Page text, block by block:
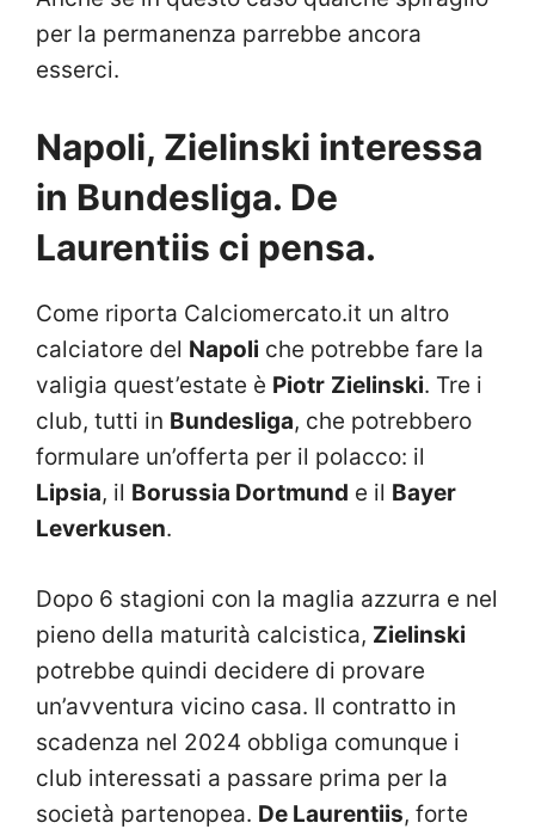
per la permanenza parrebbe ancora
esserci.
Napoli, Zielinski interessa
in Bundesliga. De
Laurentiis ci pensa.
Come riporta Calciomercato.it un altro
calciatore del Napoli che potrebbe fare la
valigia quest’estate è Piotr Zielinski. Tre i
club, tutti in Bundesliga, che potrebbero
formulare un’offerta per il polacco: il
Lipsia, il Borussia Dortmund e il Bayer
Leverkusen.
Dopo 6 stagioni con la maglia azzurra e nel
pieno della maturità calcistica, Zielinski
potrebbe quindi decidere di provare
un’avventura vicino casa. Il contratto in
scadenza nel 2024 obbliga comunque i
club interessati a passare prima per la
società partenopea. De Laurentiis, forte